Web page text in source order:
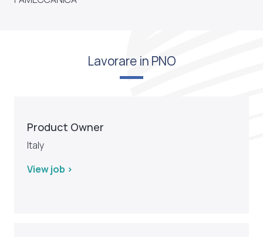
Lavorare in PNO
Product Owner
Italy
View job >